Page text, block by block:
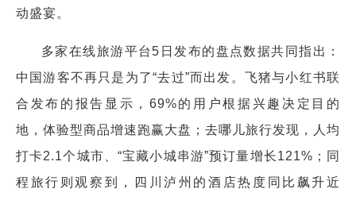
动盛宴。
多家在线旅游平台5日发布的盘点数据共同指出：
中国游客不再只是为了“去过”而出发。飞猪与小红书联
合发布的报告显示，69%的用户根据兴趣决定目的
地，体验型商品增速跑赢大盘；去哪儿旅行发现，人均
打卡2.1个城市、“宝藏小城串游”预订量增长121%；同
程旅行则观察到，四川泸州的酒店热度同比飙升近